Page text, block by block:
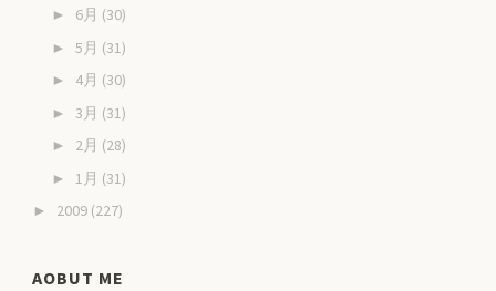
► 6月 (30)
► 5月 (31)
► 4月 (30)
► 3月 (31)
► 2月 (28)
► 1月 (31)
► 2009 (227)
AOBUT ME